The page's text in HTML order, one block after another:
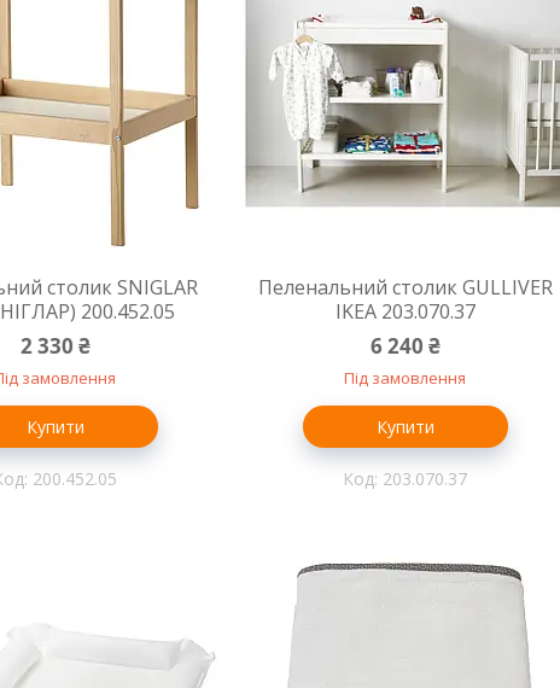
столик SNIGLAR
200.452.05
2 330 ₴
замовлення
Купити
200.452.05
Пеленальний столик GULLIVER
IKEA 203.070.37
6 240 ₴
Під замовлення
Купити
203.070.37